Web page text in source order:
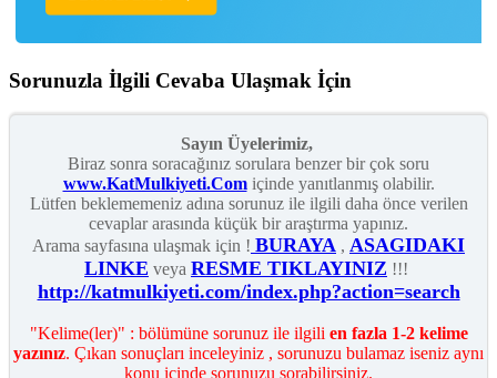
Sorunuzla İlgili Cevaba Ulaşmak İçin
Sayın Üyelerimiz,
Biraz sonra soracağınız sorulara benzer bir çok soru
www.KatMulkiyeti.Comiçinde yanıtlanmış olabilir.
Lütfen beklememeniz adına sorunuz ile ilgili daha önce verilen
cevaplar arasında küçük bir araştırma yapınız.
Arama sayfasına ulaşmak için ! BURAYA , ASAGIDAKI
LINKE veya RESME TIKLAYINIZ !!!
http://katmulkiyeti.com/index.php?action=search
"Kelime(ler)" : bölümüne sorunuz ile ilgili en fazla 1-2 kelime
yazınız. Çıkan sonuçları inceleyiniz , sorunuzu bulamaz iseniz aynı
konu içinde sorunuzu sorabilirsiniz.